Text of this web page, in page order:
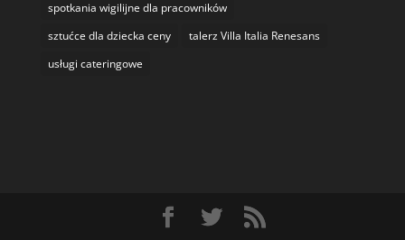
spotkania wigilijne dla pracowników
sztućce dla dziecka ceny
talerz Villa Italia Renesans
usługi cateringowe